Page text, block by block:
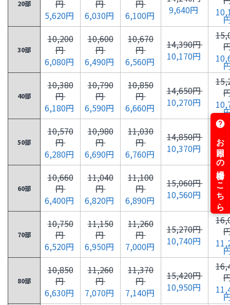
20部
円
5,620円
円
6,030円
円
6,100円
9,640円
30部
10,200
円
6,080円
10,600
円
6,490円
10,670
円
6,560円
14,390円
10,170円
40部
10,380
円
6,180円
10,790
円
6,590円
10,850
円
6,660円
14,650円
10,270円
50部
10,570
円
6,280円
10,980
円
6,690円
11,030
円
6,760円
14,850円
10,370円
60部
10,660
円
6,400円
11,040
円
6,820円
11,100
円
6,890円
15,060円
10,560円
70部
10,750
円
6,520円
11,150
円
6,950円
11,260
円
7,000円
15,270円
10,740円
80部
10,850
円
6,630円
11,260
円
7,070円
11,370
円
7,140円
15,420円
10,950円